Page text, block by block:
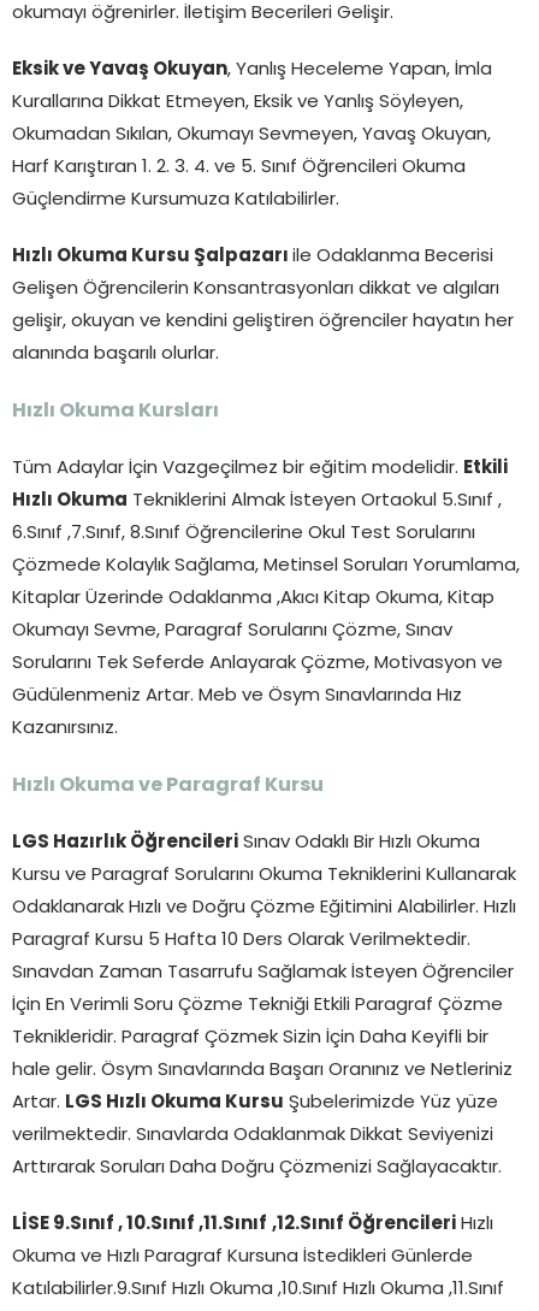
okumayı öğrenirler. İletişim Becerileri Gelişir.
Eksik ve Yavaş Okuyan, Yanlış Heceleme Yapan, İmla
Kurallarına Dikkat Etmeyen, Eksik ve Yanlış Söyleyen,
Okumadan Sıkılan, Okumayı Sevmeyen, Yavaş Okuyan,
Harf Karıştıran 1. 2. 3. 4. ve 5. Sınıf Öğrencileri Okuma
Güçlendirme Kursumuza Katılabilirler.
Hızlı Okuma Kursu Şalpazarı ile Odaklanma Becerisi
Gelişen Öğrencilerin Konsantrasyonları dikkat ve algıları
gelişir, okuyan ve kendini geliştiren öğrenciler hayatın her
alanında başarılı olurlar.
Hızlı Okuma Kursları
Tüm Adaylar İçin Vazgeçilmez bir eğitim modelidir. Etkili
Hızlı Okuma Tekniklerini Almak İsteyen Ortaokul 5.Sınıf ,
6.Sınıf ,7.Sınıf, 8.Sınıf Öğrencilerine Okul Test Sorularını
Çözmede Kolaylık Sağlama, Metinsel Soruları Yorumlama,
Kitaplar Üzerinde Odaklanma ,Akıcı Kitap Okuma, Kitap
Okumayı Sevme, Paragraf Sorularını Çözme, Sınav
Sorularını Tek Seferde Anlayarak Çözme, Motivasyon ve
Güdülenmeniz Artar. Meb ve Ösym Sınavlarında Hız
Kazanırsınız.
Hızlı Okuma ve Paragraf Kursu
LGS Hazırlık Öğrencileri Sınav Odaklı Bir Hızlı Okuma
Kursu ve Paragraf Sorularını Okuma Tekniklerini Kullanarak
Odaklanarak Hızlı ve Doğru Çözme Eğitimini Alabilirler. Hızlı
Paragraf Kursu 5 Hafta 10 Ders Olarak Verilmektedir.
Sınavdan Zaman Tasarrufu Sağlamak İsteyen Öğrenciler
İçin En Verimli Soru Çözme Tekniği Etkili Paragraf Çözme
Teknikleridir. Paragraf Çözmek Sizin İçin Daha Keyifli bir
hale gelir. Ösym Sınavlarında Başarı Oranınız ve Netleriniz
Artar. LGS Hızlı Okuma Kursu Şubelerimizde Yüz yüze
verilmektedir. Sınavlarda Odaklanmak Dikkat Seviyenizi
Arttırarak Soruları Daha Doğru Çözmenizi Sağlayacaktır.
LİSE 9.Sınıf , 10.Sınıf ,11.Sınıf ,12.Sınıf Öğrencileri
Hızlı
Okuma ve Hızlı Paragraf Kursuna İstedikleri Günlerde
Katılabilirler.9.Sınıf Hızlı Okuma ,10.Sınıf Hızlı Okuma ,11.Sınıf